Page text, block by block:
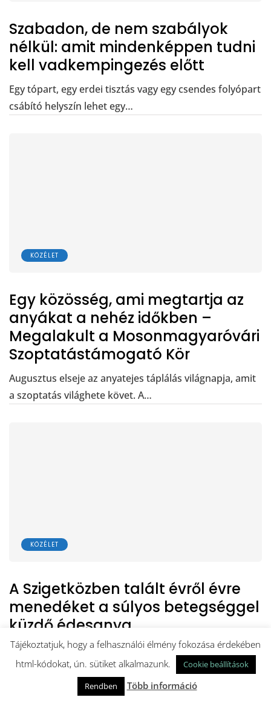
Szabadon, de nem szabályok
nélkül: amit mindenképpen tudni
kell vadkempingezés előtt
Egy tópart, egy erdei tisztás vagy egy csendes folyópart
csábító helyszín lehet egy…
KÖZÉLET
Egy közösség, ami megtartja az
anyákat a nehéz időkben –
Megalakult a Mosonmagyaróvári
Szoptatástámogató Kör
Augusztus elseje az anyatejes táplálás világnapja, amit
a szoptatás világhete követ. A…
KÖZÉLET
A Szigetközben talált évről évre
menedéket a súlyos betegséggel
küzdő édesanya
A 4. stádiumú neuroendokrin hasnyálmirigyrákkal élő
Dömötör Fanni nagyjából egy éve…
Tájékoztatjuk, hogy a felhasználói élmény fokozása érdekében
html-kódokat, ún. sütiket alkalmazunk.
Cookie beállítások
Rendben
Több információ